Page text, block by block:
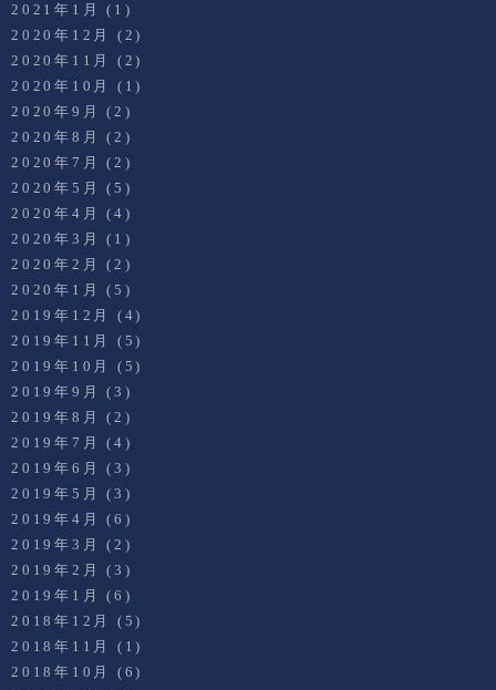
2021年1月
(1)
2020年12月
(2)
2020年11月
(2)
2020年10月
(1)
2020年9月
(2)
2020年8月
(2)
2020年7月
(2)
2020年5月
(5)
2020年4月
(4)
2020年3月
(1)
2020年2月
(2)
2020年1月
(5)
2019年12月
(4)
2019年11月
(5)
2019年10月
(5)
2019年9月
(3)
2019年8月
(2)
2019年7月
(4)
2019年6月
(3)
2019年5月
(3)
2019年4月
(6)
2019年3月
(2)
2019年2月
(3)
2019年1月
(6)
2018年12月
(5)
2018年11月
(1)
2018年10月
(6)